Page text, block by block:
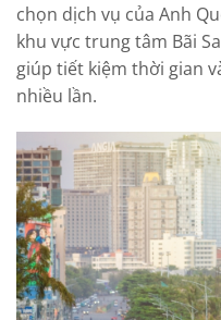
chọn dịch vụ của Anh
khu vực trung tâm Bãi
giúp tiết kiệm thời gian
nhiều lần.